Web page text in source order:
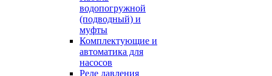
водопогружной
(подводный) и
муфты
Комплектующие и
автоматика для
насосов
Реле давления